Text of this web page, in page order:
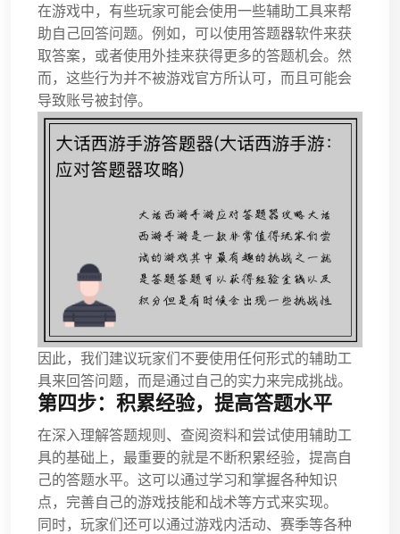
在游戏中，有些玩家可能会使用一些辅助工具来帮
助自己回答问题。例如，可以使用答题器软件来获
取答案，或者使用外挂来获得更多的答题机会。然
而，这些行为并不被游戏官方所认可，而且可能会
导致账号被封停。
因此，我们建议玩家们不要使用任何形式的辅助工
具来回答问题，而是通过自己的实力来完成挑战。
第四步：积累经验，提高答题水平
在深入理解答题规则、查阅资料和尝试使用辅助工
具的基础上，最重要的就是不断积累经验，提高自
己的答题水平。这可以通过学习和掌握各种知识
点，完善自己的游戏技能和战术等方式来实现。
同时，玩家们还可以通过游戏内活动、赛季等各种